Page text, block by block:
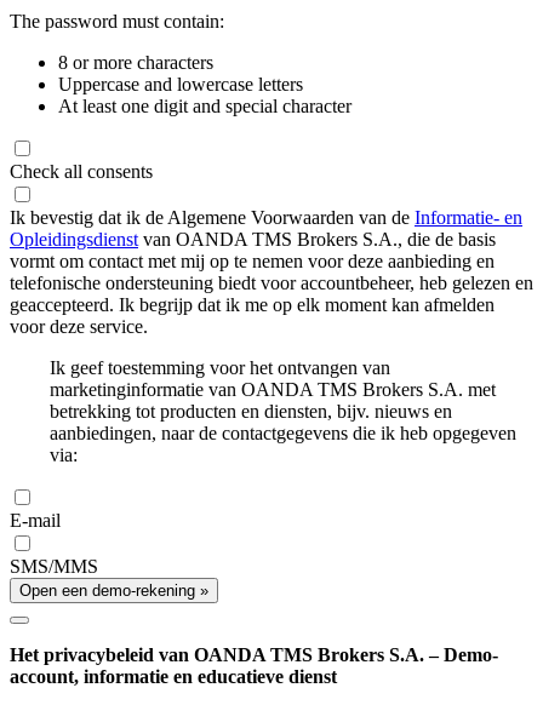
The password must contain:
8 or more characters
Uppercase and lowercase letters
At least one digit and special character
Check all consents
Ik bevestig dat ik de Algemene Voorwaarden van de Informatie- en
Opleidingsdienst van OANDA TMS Brokers S.A., die de basis
vormt om contact met mij op te nemen voor deze aanbieding en
telefonische ondersteuning biedt voor accountbeheer, heb gelezen en
geaccepteerd. Ik begrijp dat ik me op elk moment kan afmelden
voor deze service.
Ik geef toestemming voor het ontvangen van
marketinginformatie van OANDA TMS Brokers S.A. met
betrekking tot producten en diensten, bijv. nieuws en
aanbiedingen, naar de contactgegevens die ik heb opgegeven
via:
E-mail
SMS/MMS
Open een demo-rekening »
Het privacybeleid van OANDA TMS Brokers S.A. – Demo-
account, informatie en educatieve dienst